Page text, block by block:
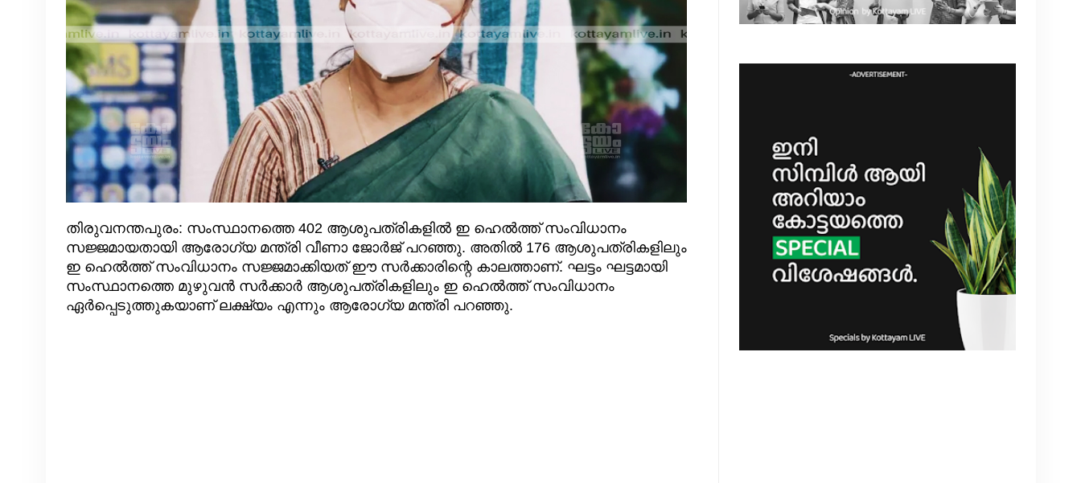
തിരുവനന്തപുരം: സംസ്ഥാനത്തെ 402 ആശുപത്രികളില്‍ ഇ ഹെല്‍ത്ത് സംവിധാനം
സജ്ജമായതായി ആരോഗ്യ മന്ത്രി വീണാ ജോർജ് പറഞ്ഞു. അതില്‍ 176 ആശുപത്രികളിലും
ഇ ഹെല്‍ത്ത് സംവിധാനം സജ്ജമാക്കിയത് ഈ സര്‍ക്കാരിന്റെ കാലത്താണ്. ഘട്ടം ഘട്ടമായി
സംസ്ഥാനത്തെ മുഴുവന്‍ സര്‍ക്കാര്‍ ആശുപത്രികളിലും ഇ ഹെല്‍ത്ത് സംവിധാനം
ഏര്‍പ്പെടുത്തുകയാണ് ലക്ഷ്യം എന്നും ആരോഗ്യ മന്ത്രി പറഞ്ഞു.